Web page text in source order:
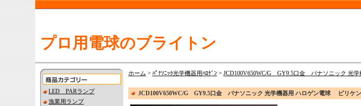
プロ用電球のブライトン
LED PARランプ
漁業用ランプ
ホーム > ﾊﾟﾅｿﾆｯｸ光学機器用ﾊﾛｹﾞﾝ > JCD100V650WC/G GY9.5口金 パナソニック 光
JCD100V650WC/G GY9.5口金 パナソニック 光学機器用 ハロゲン電球 ビリケ